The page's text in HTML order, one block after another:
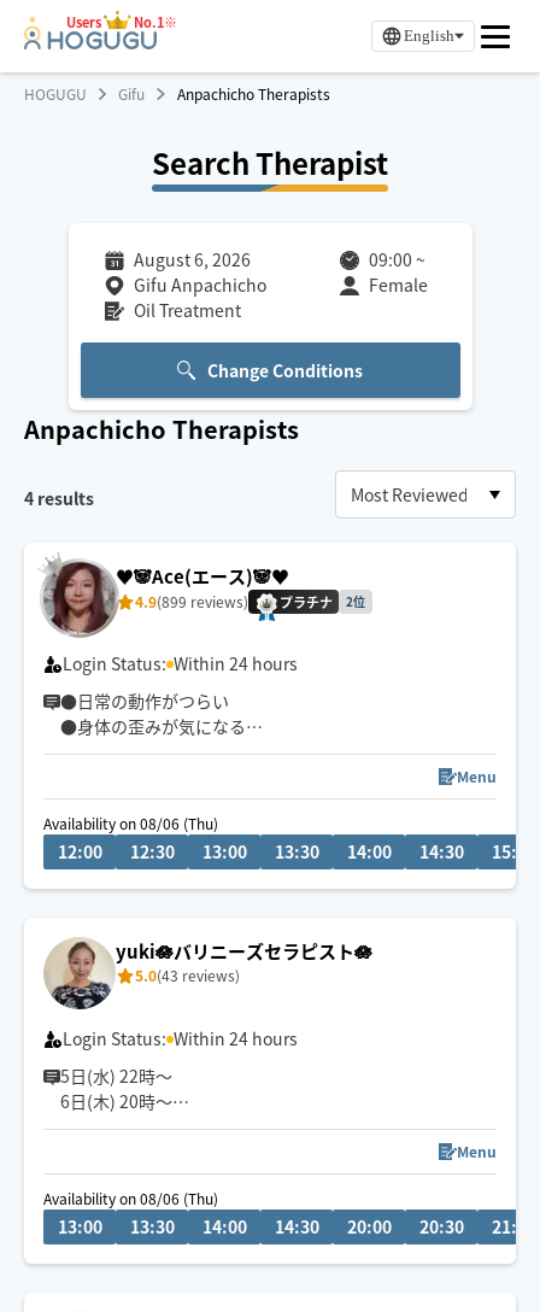
Users No.1※
English
HOGUGU Gifu Anpachicho Therapists
Search Therapist
August 6, 2026 09:00 ~
Gifu Anpachicho
Female
Oil Treatment
Change Conditions
Anpachicho Therapists
4 results
♥️🐼Ace(エース)🐼♥️
4.9(899 reviews) プラチナ 2位
Login Status: Within 24 hours
●日常の動作がつらい
●身体の歪みが気になる
●趣味や仕事のパフォーマンスを良くしたい
どんなお悩みにも真摯に向き合い身体の痛みや不調、お
客様の気になる所をその場しのぎではなく"根本"から対
応させて頂きます
足の浮腫み
末端冷え性
お客様の身体に合った施術でメニューをご提案させて頂
きます👏
小さなお子さまやペットが居るお宅も歓迎です🐶😺
Menu
Availability on 08/06 (Thu)
12:00 12:30 13:00 13:30 14:00 14:30 15:00
yuki🪷バリニーズセラピスト🪷
5.0(43 reviews)
Login Status: Within 24 hours
5日(水) 22時〜
6日(木) 20時〜
空きございます。
空いてないお日にち、お時間でもメッセージ頂けますと
調整できる場合もあります✨
お気軽にメッセージください🎀
Menu
Availability on 08/06 (Thu)
13:00 13:30 14:00 14:30 20:00 20:30 21:00